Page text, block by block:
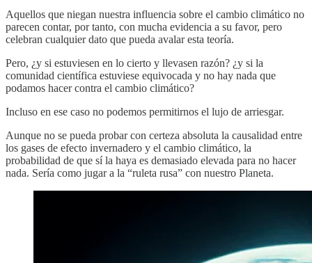
Aquellos que niegan nuestra influencia sobre el cambio climático no
parecen contar, por tanto, con mucha evidencia a su favor, pero
celebran cualquier dato que pueda avalar esta teoría.
Pero, ¿y si estuviesen en lo cierto y llevasen razón? ¿y si la
comunidad científica estuviese equivocada y no hay nada que
podamos hacer contra el cambio climático?
Incluso en ese caso no podemos permitirnos el lujo de arriesgar.
Aunque no se pueda probar con certeza absoluta la causalidad entre
los gases de efecto invernadero y el cambio climático, la
probabilidad de que sí la haya es demasiado elevada para no hacer
nada. Sería como jugar a la “ruleta rusa” con nuestro Planeta.